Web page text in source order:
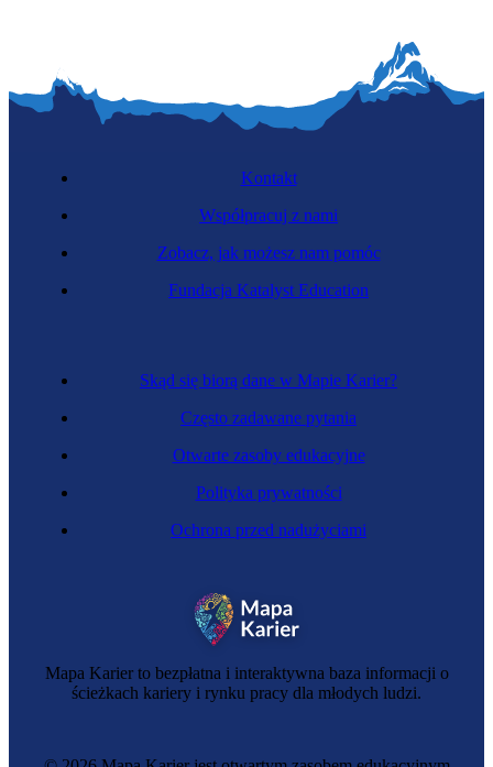
Mapa Karier to bezpłatna i interaktywna baza informacji o
ścieżkach kariery i rynku pracy dla młodych ludzi.
Skąd się biorą dane w Mapie Karier?
Często zadawane pytania
Otwarte zasoby edukacyjne
Polityka prywatności
Ochrona przed nadużyciami
Kontakt
Współpracuj z nami
Zobacz, jak możesz nam pomóc
Fundacja Katalyst Education